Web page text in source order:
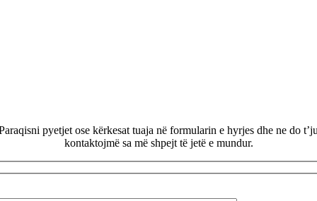
pyetjet ose kërkesat tuaja në formularin e hyrjes dhe ne do
kontaktojmë sa më shpejt të jetë e mundur.